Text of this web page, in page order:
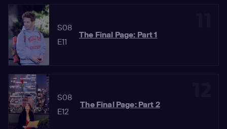
S08
E11
The Final Page: Part 1
S08
E12
The Final Page: Part 2